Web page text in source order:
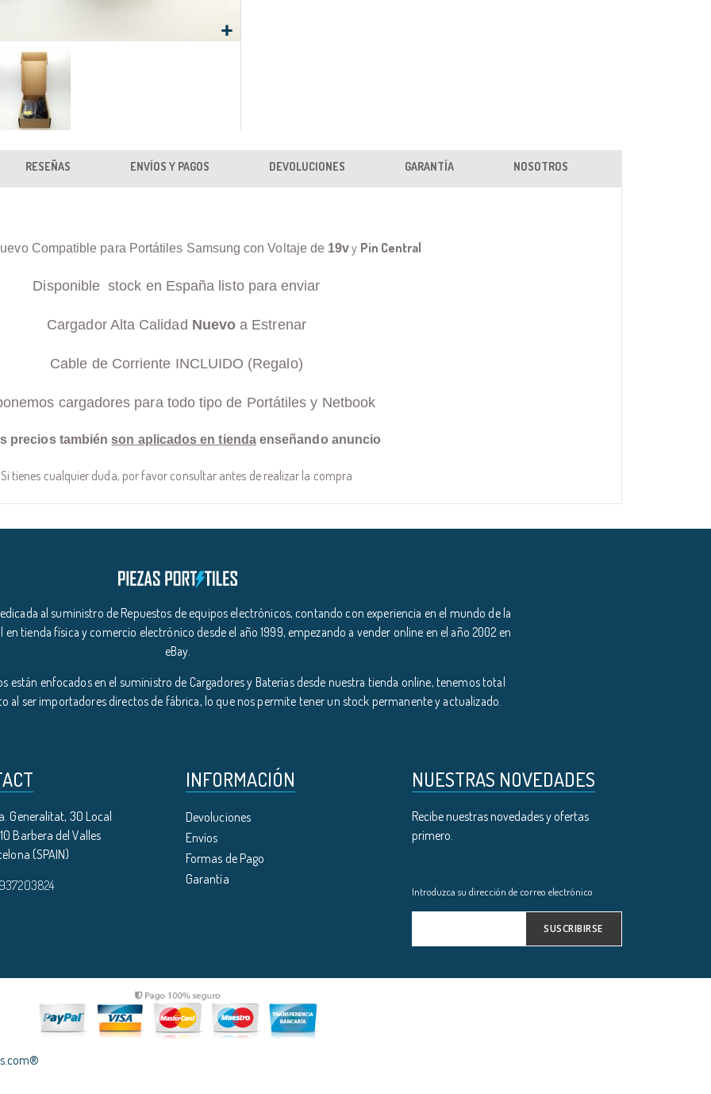
Compatible para Portátiles Samsung con Voltaje de 19v y Pin Central
Disponible stock en España listo para enviar
Cargador Alta Calidad Nuevo a Estrenar
Cable de Corriente INCLUIDO (Regalo)
cargadores para todo tipo de Portátiles y Netbook
precios también son aplicados en tienda enseñando anuncio
Si tienes cualquier duda, por favor consultar antes de realizar la compra
RESEÑAS ENVÍOS Y PAGOS DEVOLUCIONES GARANTÍA NOSOTROS
al suministro de Repuestos de equipos electrónicos, contando con experiencia en el mundo de la
tienda física y comercio electrónico desde el año 1999, empezando a vender online en el año 2002 en
eBay.
están enfocados en el suministro de Cargadores y Baterías desde nuestra tienda online, tenemos total
al ser importadores directos de fábrica, lo que nos permite tener un stock permanente y actualizado.
Generalitat, 30 Local
Barbera del Valles
(SPAIN)
INFORMACIÓN
Devoluciones
Envíos
Formas de Pago
Garantía
NUESTRAS NOVEDADES
Recibe nuestras novedades y ofertas
primero.
Introduzca su dirección de correo electrónico
SUSCRIBIRSE